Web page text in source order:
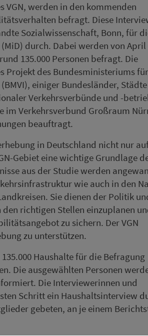
VGN, werden in den kommenden
befragt. Diese
Sozialwissenschaft, Bonn, für
durch. Dabei werden von April
135.000 Per­so­nen befragt. Die
Projekt des Bundesministeriums für
einiger Bundesländer,
Ver­kehrs­ver­bün­de und -
im Ver­kehrs­ver­bund Groß­raum
beauftragt.
in Deutschland nicht nur
Gebiet eine wichtige Grundlage
aus der Studie werden
wie auch in den
Sie dienen der Politik
richtigen Stellen einzuplanen
zu sichern. Der VGN
zu unterstützen.
Haushalte für die Befragung
Die aus­ge­wählten Per­so­nen
Die Interviewerinnen und
Schritt ein Haushaltsinterview
gebeten, an je einem